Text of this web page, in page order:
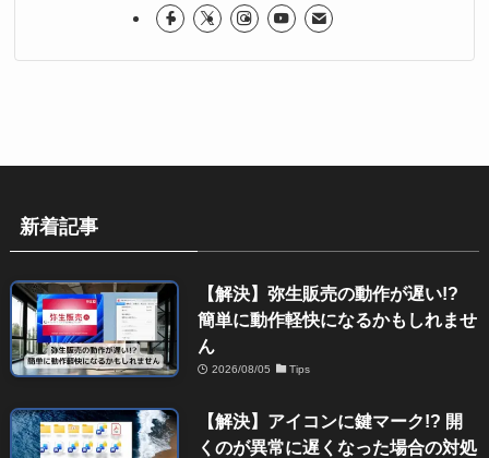
新着記事
【解決】弥生販売の動作が遅い!?
簡単に動作軽快になるかもしれませ
ん
2026/08/05 Tips
【解決】アイコンに鍵マーク!? 開
くのが異常に遅くなった場合の対処